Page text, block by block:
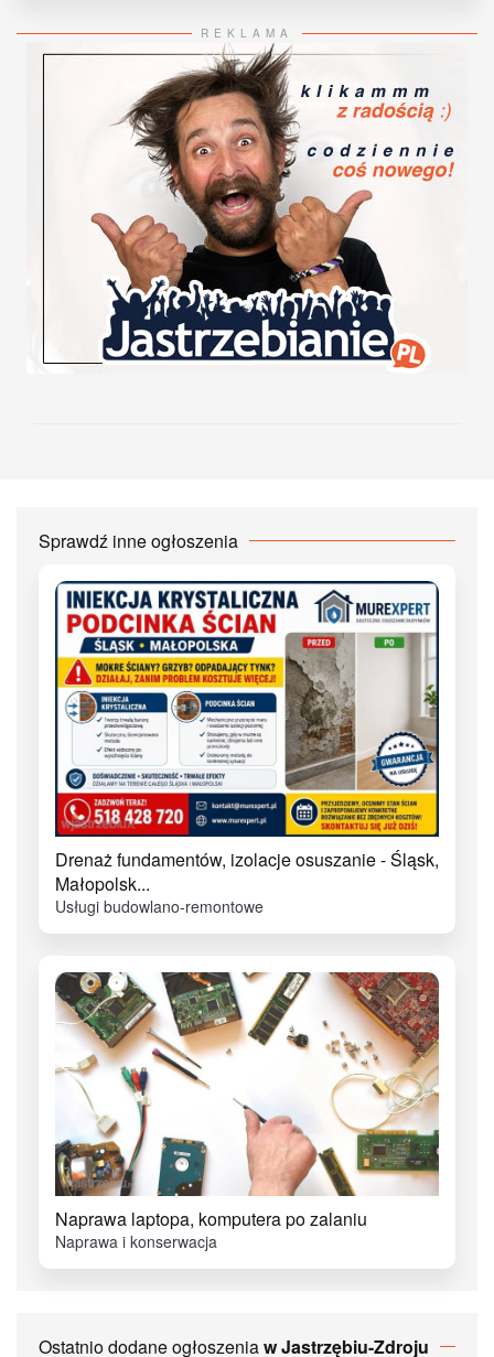
REKLAMA
Sprawdź inne ogłoszenia
Drenaż fundamentów, izolacje osuszanie - Śląsk,
Małopolsk...
Usługi budowlano-remontowe
Naprawa laptopa, komputera po zalaniu
Naprawa i konserwacja
Ostatnio dodane ogłoszeniaw Jastrzębiu-Zdroju